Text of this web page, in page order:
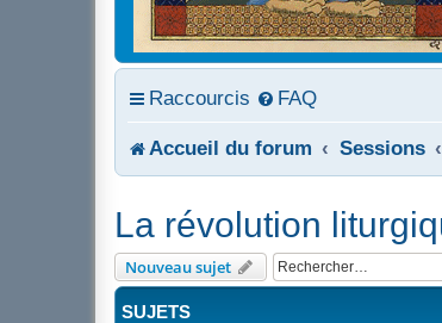
Raccourcis FAQ
Accueil du forum Sessions
La révolution
Nouveau sujet
SUJETS